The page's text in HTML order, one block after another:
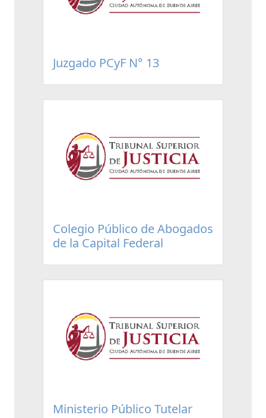
Juzgado PCyF N° 13
Colegio Público de Abogados
de la Capital Federal
Ministerio Público Tutelar